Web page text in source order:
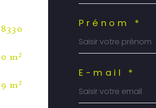
m²
m²
Prénom *
E-mail *